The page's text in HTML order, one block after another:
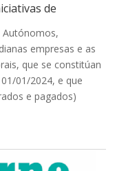
de
Autónomos,
empresas e as
que se constitúan
01/2024, e que
e pagados)